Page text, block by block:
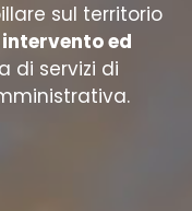
sul territorio
ed
di servizi di